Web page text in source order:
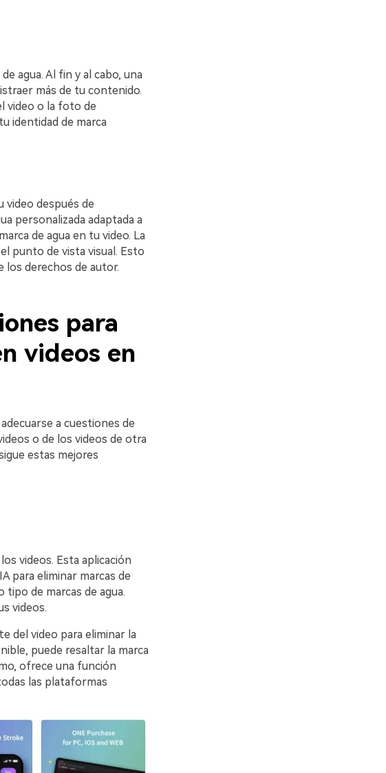
agua. Al fin y al cabo, una
más de tu contenido.
video o la foto de
identidad de marca
video después de
personalizada adaptada a
de agua en tu video. La
punto de vista visual. Esto
los derechos de autor.
para
videos en
a cuestiones de
o de los videos de otra
estas mejores
videos. Esta aplicación
para eliminar marcas de
de marcas de agua.
videos.
del video para eliminar la
puede resaltar la marca
ofrece una función
las plataformas